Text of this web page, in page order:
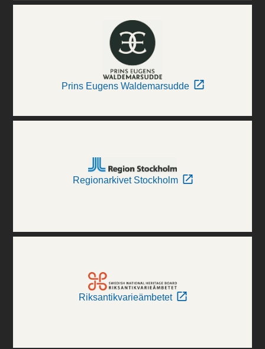
Prins Eugens Waldemarsudde
Regionarkivet Stockholm
Riksantikvarieämbetet